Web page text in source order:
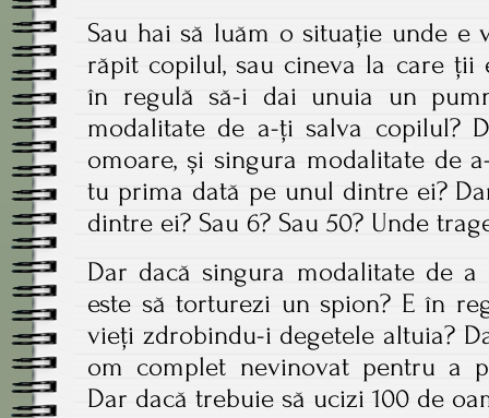
Sau hai să luăm o situație unde e
răpit copilul, sau cineva la care ții
în regulă să-i dai unuia un
modalitate de a-ți salva copilul?
omoare, și singura modalitate de
tu prima dată pe unul dintre ei?
dintre ei? Sau 6? Sau 50? Unde
Dar dacă singura modalitate de
este să torturezi un spion? E în
vieți zdrobindu-i degetele altuia?
om complet nevinovat pentru a
Dar dacă trebuie să ucizi 100 de